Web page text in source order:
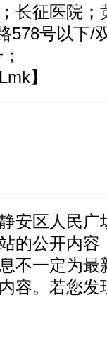
长征医院；
578号以下/
】
安区人民广
的公开内容
不一定为最
容。若您发